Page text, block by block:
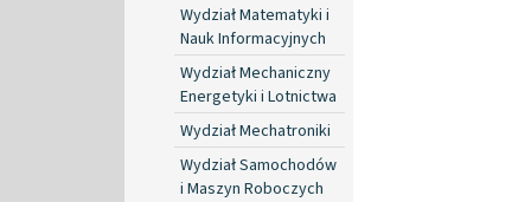
Wydział Matematyki i
Nauk Informacyjnych
Wydział Mechaniczny
Energetyki i Lotnictwa
Wydział Mechatroniki
Wydział Samochodów
i Maszyn Roboczych